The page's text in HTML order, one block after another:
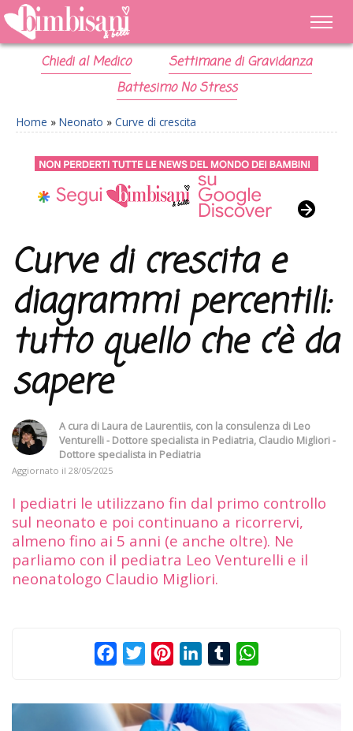
Chiedi al Medico
Settimane di Gravidanza
Battesimo No Stress
Home » Neonato » Curve di crescita
Curve di crescita e
diagrammi percentili:
tutto quello che c’è da
sapere
A cura di Laura de Laurentiis, con la consulenza di Leo
Venturelli - Dottore specialista in Pediatria, Claudio Migliori -
Dottore specialista in Pediatria
Aggiornato il 28/05/2025
I pediatri le utilizzano fin dal primo controllo
sul neonato e poi continuano a ricorrervi,
almeno fino ai 5 anni (e anche oltre). Ne
parliamo con il pediatra Leo Venturelli e il
neonatologo Claudio Migliori.
FacebookTwitterPinterestLinkedInTumblr